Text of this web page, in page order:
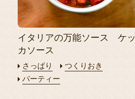
イタリアの万能ソース ケッ
カソース
さっぱり
つくりおき
パーティー